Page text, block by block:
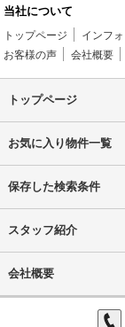
当社について
トップページ インフ
お客様の声
会社概要
トップページ
お気に入り物件一覧
保存した検索条件
スタッフ紹介
会社概要